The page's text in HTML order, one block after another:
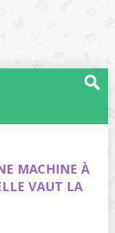
MACHINE À
VAUT LA